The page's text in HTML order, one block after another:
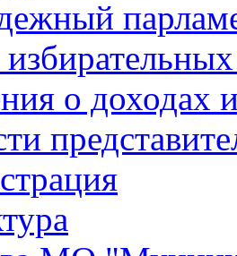
о доходах